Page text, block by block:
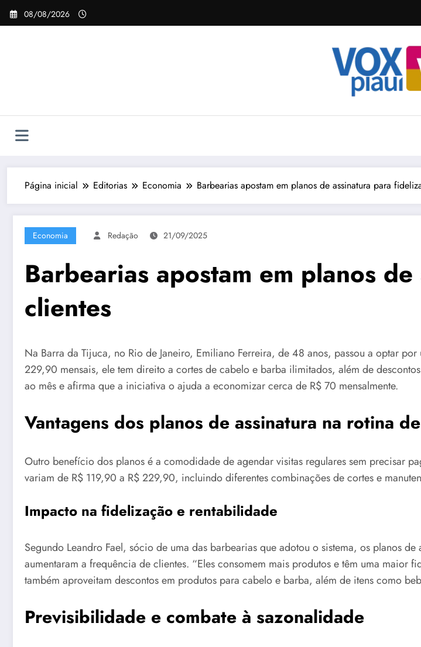
Pular
para
08/08/2026
Página inicial Editorias Economia Barbearias apostam em planos de assinatura para
Economia Redação 21/09/2025
Barbearias apostam em planos
clientes
Na Barra da Tijuca, no Rio de Janeiro, Emiliano Ferreira, de 48 anos, passou a optar
229,90 mensais, ele tem direito a cortes de cabelo e barba ilimitados, além de
ao mês e afirma que a iniciativa o ajuda a economizar cerca de R$ 70 mensalmente.
Vantagens dos planos de assinatura na rotina
Outro benefício dos planos é a comodidade de agendar visitas regulares sem precisar
variam de R$ 119,90 a R$ 229,90, incluindo diferentes combinações de cortes e
Impacto na fidelização e rentabilidade
Segundo Leandro Fael, sócio de uma das barbearias que adotou o sistema, os planos
aumentaram a frequência de clientes. “Eles consomem mais produtos e têm uma maior
também aproveitam descontos em produtos para cabelo e barba, além de itens como
Previsibilidade e combate à sazonalidade